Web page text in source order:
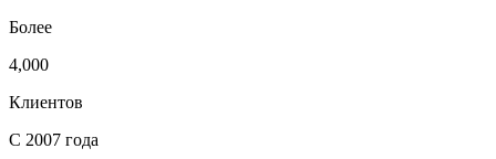
Более
4,000
Клиентов
С 2007 года